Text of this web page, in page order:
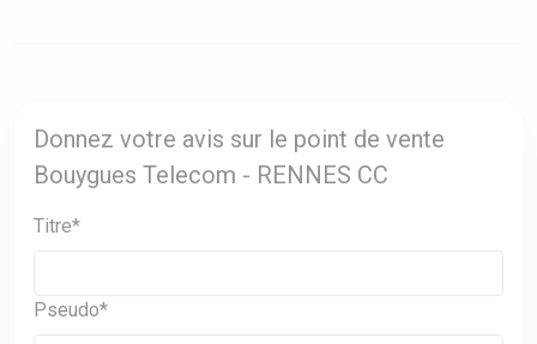
Donnez votre avis sur le point de vente
Bouygues Telecom - RENNES CC
Titre*
Pseudo*